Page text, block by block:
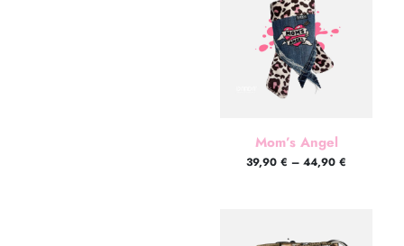
Mom’s Angel
39,90 € – 44,90 €